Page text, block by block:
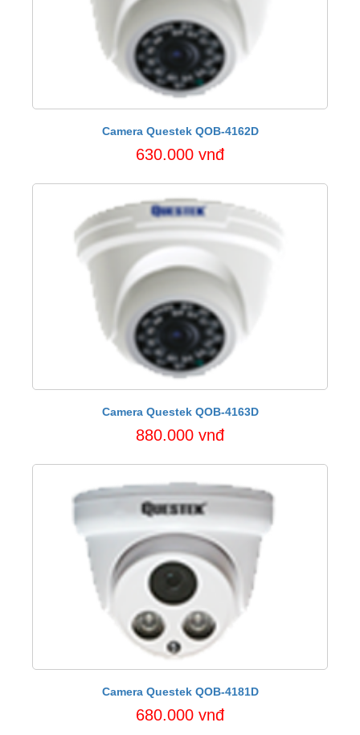
Camera Questek QOB-4162D
630.000 vnđ
Camera Questek QOB-4163D
880.000 vnđ
Camera Questek QOB-4181D
680.000 vnđ